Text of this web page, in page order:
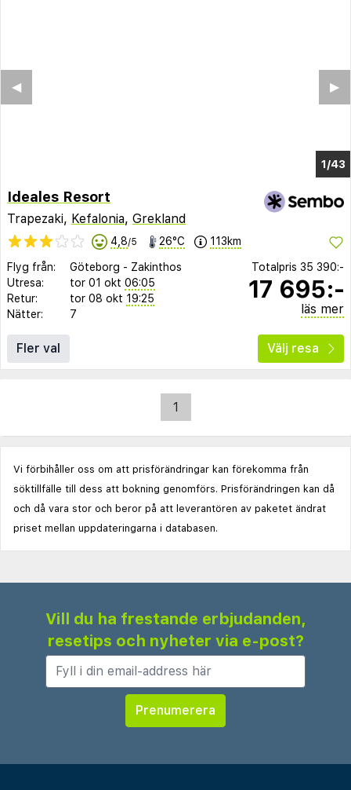
1/38
▶︎
◀︎
Ideales Resort
Trapezaki, Kefalonia, Grekland
4,8/5 26°C 113km
Flyg från: Göteborg - Zakinthos
Utresa:
tor 01 okt 06:05
Retur:
tor 08 okt 19:25
Nätter:
7
Totalpris 35 390:-
17 695:-
läs mer
Fler val Välj resa
1
Vi förbihåller oss om att prisförändringar kan förekomma från
söktillfälle till dess att bokning genomförs. Prisförändringen kan då
och då vara stor och beror på att leverantören av paketet ändrat
priset mellan uppdateringarna i databasen.
Vill du ha frestande erbjudanden,
resetips och nyheter via e-post?